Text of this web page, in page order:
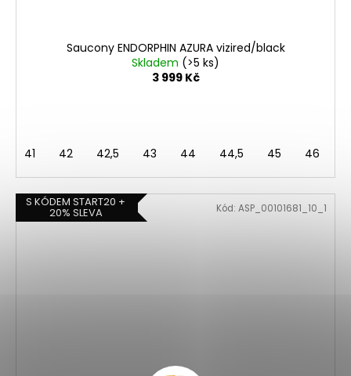
Saucony ENDORPHIN AZURA vizired/black
Skladem (>5 ks)
3 999 Kč
41 42 42,5 43 44 44,5 45 46
S KÓDEM START20 +
20% SLEVA Kód: ASP_00101681_10_1